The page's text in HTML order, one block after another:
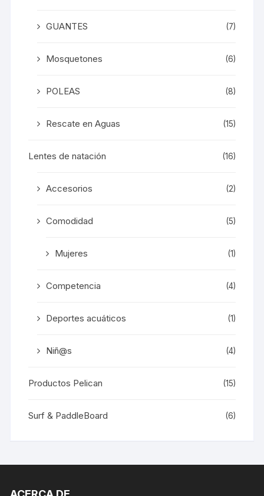
GUANTES (7)
Mosquetones (6)
POLEAS (8)
Rescate en Aguas (15)
Lentes de natación (16)
Accesorios (2)
Comodidad (5)
Mujeres (1)
Competencia (4)
Deportes acuáticos (1)
Niñ@s (4)
Productos Pelican (15)
Surf & PaddleBoard (6)